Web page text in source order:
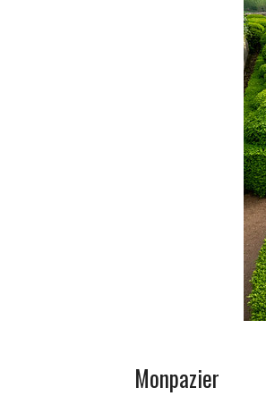
Monpazier